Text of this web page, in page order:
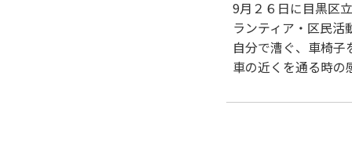
9月２６日に目黒区
ランティア・区民
自分で漕ぐ、車椅
車の近くを通る時の